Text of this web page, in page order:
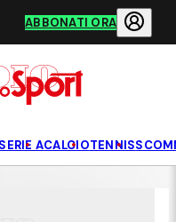
ABBONATI ORA
ACALCIOTENNIS